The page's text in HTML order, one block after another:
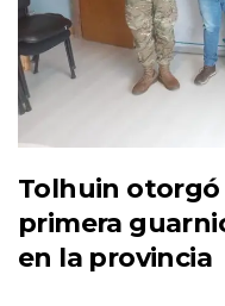
Tolhuin otorgó
primera
en la provincia